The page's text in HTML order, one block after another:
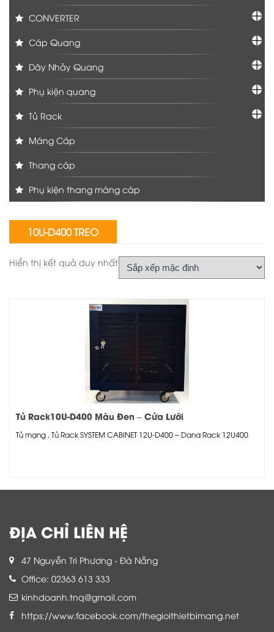
CONVERTER
Cáp Quang
Dây Nhảy Quang
Phụ kiện quang
Tủ Rack
Máng Cáp
Thang cáp
Phụ kiện thang máng cáp
10U-D400 TREO
Hiển thị kết quả duy nhất
Tủ Rack10U-D400 Màu Đen – Cửa Lưới
Tủ mạng , Tủ Rack SYSTEM CABINET 12U-D400 – Dana Rack 12U400
ĐỊA CHỈ LIÊN HỆ
47 Nguyễn Tri Phương - Đà Nẵng
Office: 02363 613 333
kinhdoanh.tnq@gmail.com
https://www.facebook.com/thegioithietbimang.net